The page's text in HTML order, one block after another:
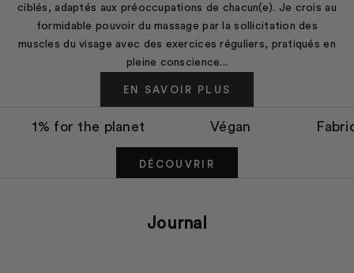
ciblés, adaptés aux préoccupations de chacun(e). Je crois au
formidable pouvoir du massage par la sollicitation des
muscles du visage avec des exercices réguliers, pratiqués en
pleine conscience...
EN SAVOIR PLUS
1% for the planet Végan
Concept Store Holistique
DÉCOUVRIR
Journal